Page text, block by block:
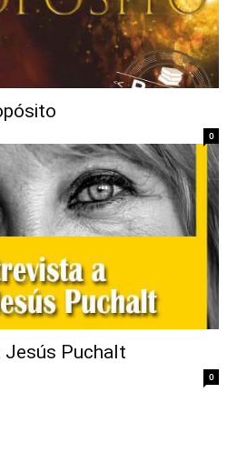
0
Jesús Puchalt
0